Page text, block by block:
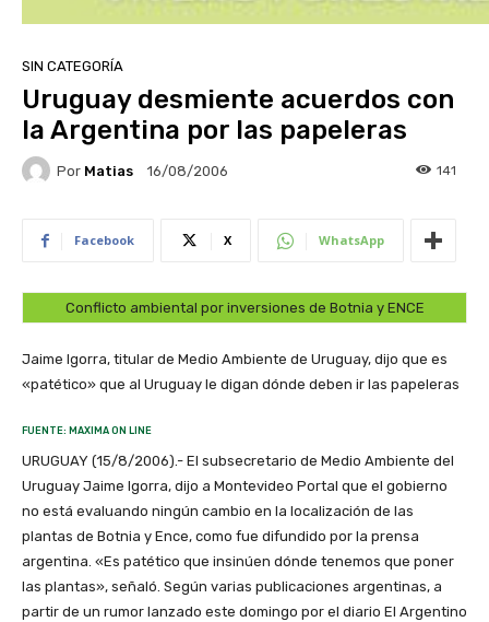
SIN CATEGORÍA
Uruguay desmiente acuerdos con
la Argentina por las papeleras
Por Matias 16/08/2006 141
Facebook X WhatsApp
Conflicto ambiental por inversiones de Botnia y ENCE
Jaime Igorra, titular de Medio Ambiente de Uruguay, dijo que es
«patético» que al Uruguay le digan dónde deben ir las papeleras
FUENTE: MAXIMA ON LINE
URUGUAY (15/8/2006).- El subsecretario de Medio Ambiente del
Uruguay Jaime Igorra, dijo a Montevideo Portal que el gobierno
no está evaluando ningún cambio en la localización de las
plantas de Botnia y Ence, como fue difundido por la prensa
argentina. «Es patético que insinúen dónde tenemos que poner
las plantas», señaló. Según varias publicaciones argentinas, a
partir de un rumor lanzado este domingo por el diario El Argentino